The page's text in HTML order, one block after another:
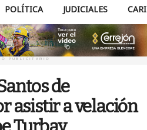
POLÍTICA JUDICIALES
PUBLICITARIO
de
asistir a velación